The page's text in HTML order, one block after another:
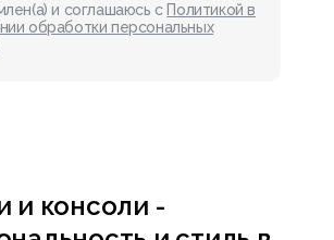
и соглашаюсь с Политикой в
обработки персональных
и консоли -